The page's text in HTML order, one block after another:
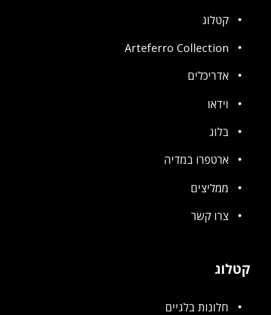
קטלוג
Arteferro Collection
אדריכלים
וידאו
בלוג
ארטפרו במדיה
ממליצים
צרו קשר
קטלוג
חלונות בלגיים